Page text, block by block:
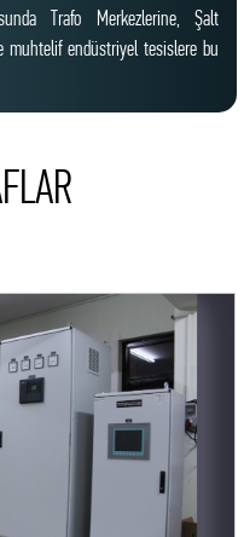
Trafo Merkezlerine, Şalt
muhtelif endüstriyel tesislere bu